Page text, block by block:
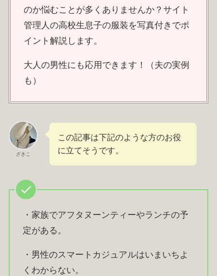
のか悩むことが多くありませんか？サイト
管理人の高校生息子の服装を写真付きでポ
イント解説します。
大人の男性にも応用できます！（夫の実例
も）
ざきこ
この記事は下記のような方のお役
に立てそうです。
・家族でアフタヌーンティーやランチの予
定がある。
・男性のスマートカジュアルはいまいちよ
くわからない。